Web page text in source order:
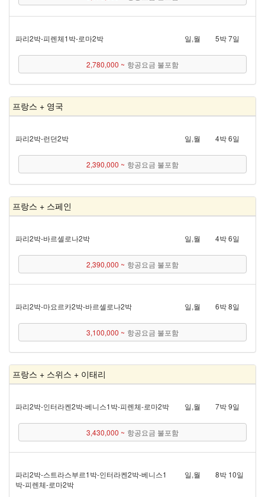
파리 2박 - 피렌체 1박 - 로마 2박 일,월 5박 7일
2,780,000 ~ 항공요금 불포함
프랑스 + 영국
파리 2박 - 런던 2박 일,월 4박 6일
2,390,000 ~ 항공요금 불포함
프랑스 + 스페인
파리 2박 - 바르셀로나 2박 일,월 4박 6일
2,390,000 ~ 항공요금 불포함
파리 2박 - 마요르카 2박 - 바르셀로나 2박 일,월 6박 8일
3,100,000 ~ 항공요금 불포함
프랑스 + 스위스 + 이태리
파리 2박 - 인터라켄 2박 - 베니스 1박 - 피렌체 - 로마 2박 일,월 7박 9일
3,430,000 ~ 항공요금 불포함
파리 2박 - 스트라스부르 1박 - 인터라켄 2박 - 베니스 1
박 - 피렌체 - 로마 2박
일,월 8박 10일